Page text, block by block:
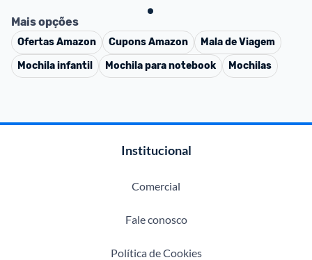
Mais opções
OfertasAmazon CuponsAmazon
Mala de Viagem
Mochila infantil
Mochila para notebook Mochilas
Institucional
Comercial
Fale conosco
Política de Cookies